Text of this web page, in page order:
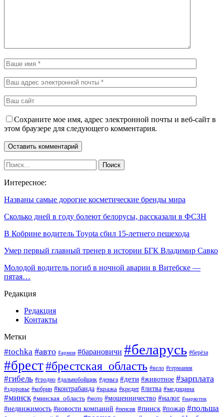
Сохраните мое имя, адрес электронной почты и веб-сайт в
этом браузере для следующего комментария.
Интересное:
Названы самые дорогие косметические бренды мира
Сколько дней в году болеют белорусы, рассказали в ФСЗН
В Кобрине водитель Toyota сбил 15-летнего пешехода
Умер первый главный тренер в истории БГК Владимир Савко
Молодой водитель погиб в ночной аварии в Витебске —
пятая…
Редакция
Редакция
Контакты
Метки
#tochka #авто #армия #барановичи #беларусь #берёза
#брест#брестская_область #вело #германия
#гибель #гродно #дальнобойщик #деньга #дети #животное #зарплата
#здоровье #кобрин #контрабанда #кража #кредит #литва #медицина
#минск #минская_область #мото #мошенничество #налог #наркотик
#недвижимость #новости компаний #пенсия #пинск #пожар #польша